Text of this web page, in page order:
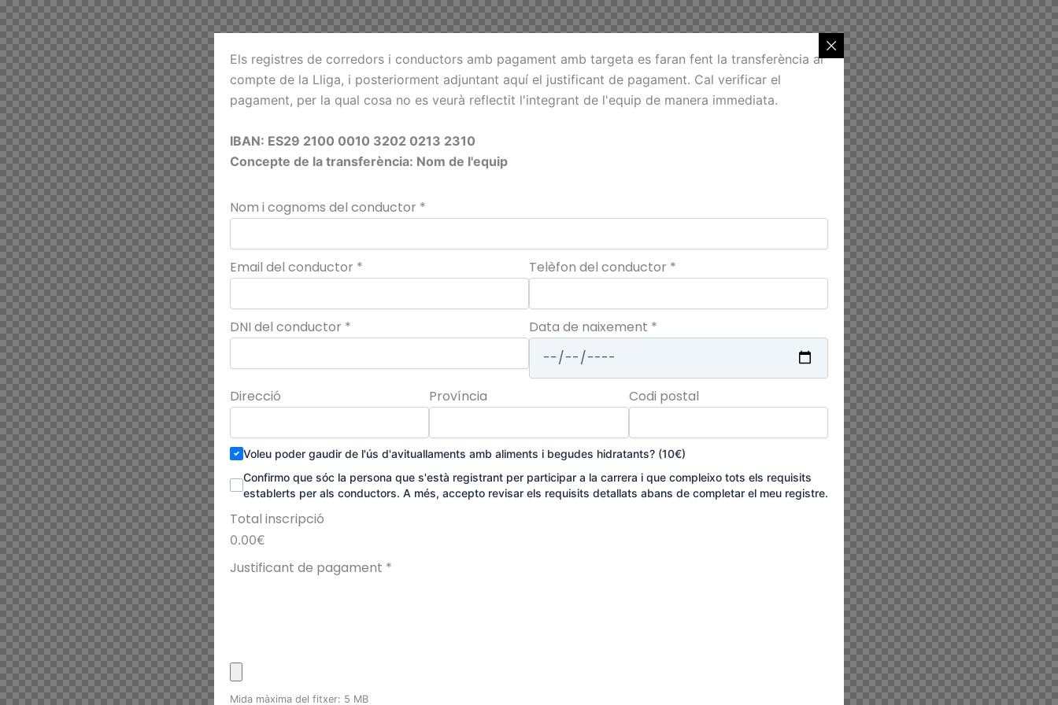
Els registres de corredors i conductors amb pagament amb targeta es faran fent la transferència al
compte de la Lliga, i posteriorment adjuntant aquí el justificant de pagament. Cal verificar el
pagament, per la qual cosa no es veurà reflectit l'integrant de l'equip de manera immediata.
IBAN: ES29 2100 0010 3202 0213 2310
Concepte de la transferència: Nom de l'equip
Nom i cognoms del conductor *
Email del conductor * Telèfon del conductor *
DNI del conductor * Data de naixement *
Direcció Província Codi postal
Voleu poder gaudir de l'ús d'avituallaments amb aliments i begudes hidratants? (10€)
Confirmo que sóc la persona que s'està registrant per participar a la carrera i que compleixo tots els requisits
establerts per als conductors. A més, accepto revisar els requisits detallats abans de completar el meu registre.
Total inscripció
0.00€
Justificant de pagament *
Mida màxima del fitxer: 5 MB